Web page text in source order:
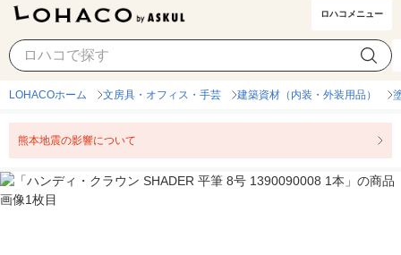
ロハコメニュー
LOHACOホーム 文房具・オフィス・手芸 建築資材（内装・外装用品）
熊本地震の影響について